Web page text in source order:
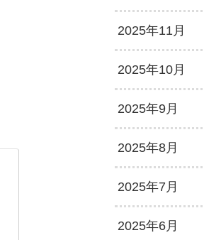
2025年11月
2025年10月
2025年9月
2025年8月
2025年7月
2025年6月